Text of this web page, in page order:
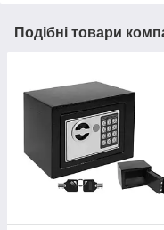
Подібні товари